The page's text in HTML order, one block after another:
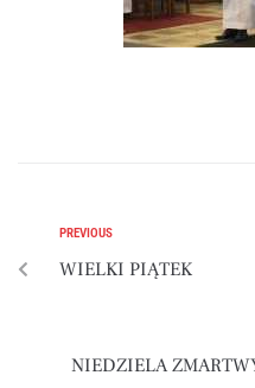
PREVIOUS
WIELKI PIĄTEK
NIEDZIELA